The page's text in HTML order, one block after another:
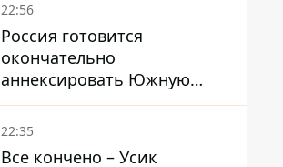
22:56
Россия готовится
окончательно
аннексировать Южную
Осетию – страны НАТО
обеспокоены
22:35
Все кончено – Усик